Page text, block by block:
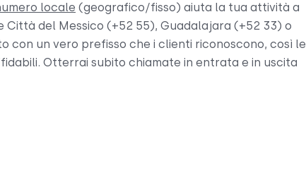
locale (geografico/fisso) aiuta la tua attività a
del Messico (+52 55), Guadalajara (+52 33) o
con un vero prefisso che i clienti riconoscono, così le
Otterrai subito chiamate in entrata e in uscita